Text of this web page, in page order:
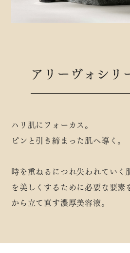
ハリ肌にフォーカス。
ピンと引き締まった肌へ導く。
時を重ねるにつれ失われていく
を美しくするために必要な要素
から立て直す濃厚美容液。